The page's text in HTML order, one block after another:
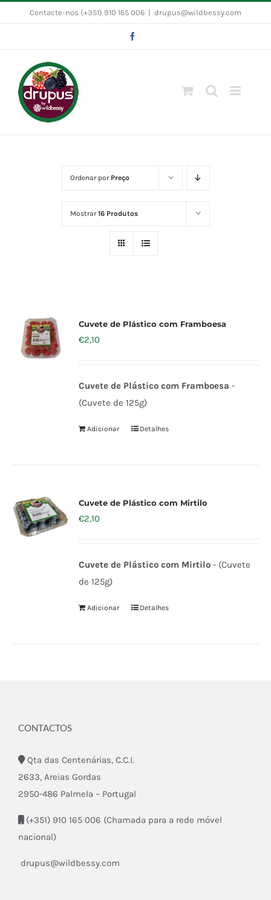
Contacte-nos (+351) 910 165 006 drupus@wildbessy.com
Ordenar por Preço
Mostrar16 Produtos
Cuvete de Plástico com Framboesa
€2,10
Cuvete de Plástico com Framboesa -
(Cuvete de 125g)
Adicionar Detalhes
Cuvete de Plástico com Mirtilo
€2,10
Cuvete de Plástico com Mirtilo - (Cuvete
de 125g)
Adicionar Detalhes
CONTACTOS
Qta das Centenárias, C.C.I.
2633, Areias Gordas
2950-486 Palmela – Portugal
(+351) 910 165 006 (Chamada para a rede móvel
nacional)
drupus@wildbessy.com